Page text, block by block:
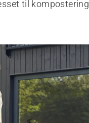
til